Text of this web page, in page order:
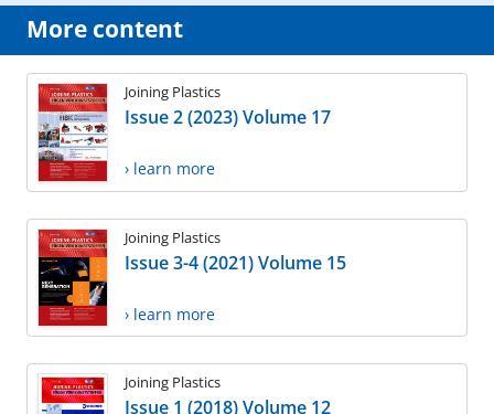
More content
Joining Plastics
Issue 2 (2023) Volume 17
› learn more
Joining Plastics
Issue 3-4 (2021) Volume 15
› learn more
Joining Plastics
Issue 1 (2018) Volume 12